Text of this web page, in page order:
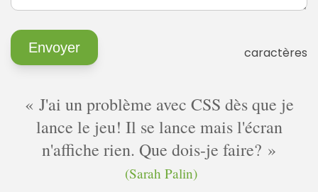
caractères
J'ai un problème avec CSS dès que je
lance le jeu! Il se lance mais l'écran
n'affiche rien. Que dois-je faire?
(Sarah Palin)